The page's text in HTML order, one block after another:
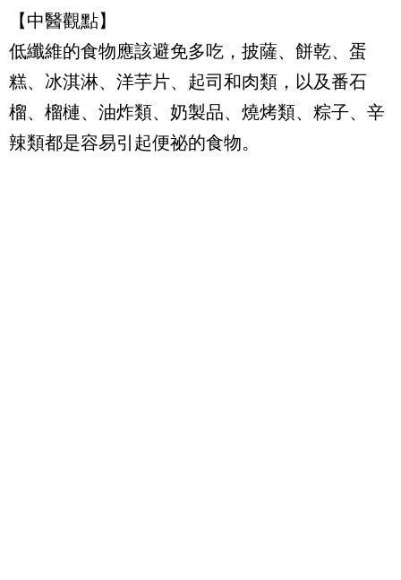
【中醫觀點】
低纖維的食物應該避免多吃，披薩、餅乾、蛋
糕、冰淇淋、洋芋片、起司和肉類，以及番石
榴、榴槤、油炸類、奶製品、燒烤類、粽子、辛
辣類都是容易引起便祕的食物。